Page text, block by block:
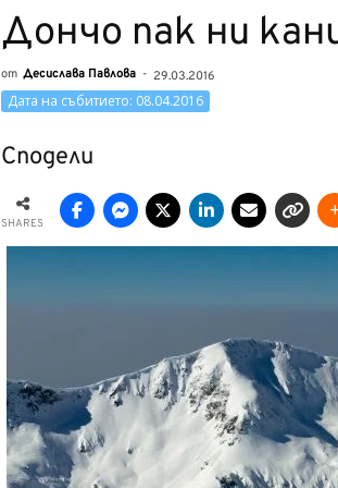
Дончо пак ни
от Десислава Павлова - 29.03.2016
Дата на събитието: 08.04.2016
Сподели
SHARES